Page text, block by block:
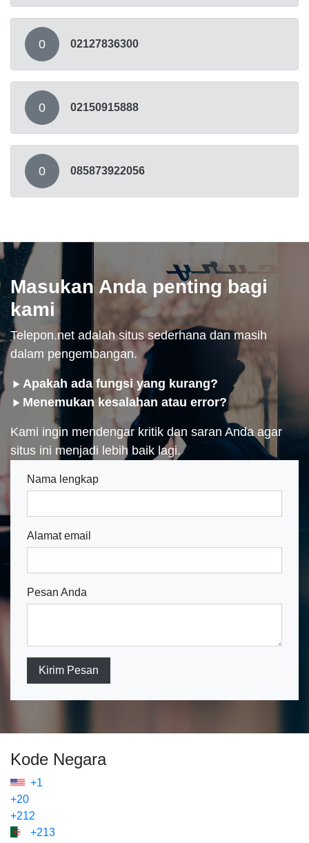
0 02127836300
0 02150915888
0 085873922056
Masukan Anda penting bagi
kami
Telepon.net adalah situs sederhana dan masih
dalam pengembangan.
Apakah ada fungsi yang kurang?
Menemukan kesalahan atau error?
Kami ingin mendengar kritik dan saran Anda agar
situs ini menjadi lebih baik lagi.
Nama lengkap
Alamat email
Pesan Anda
Kirim Pesan
Kode Negara
+1
+20
+212
+213